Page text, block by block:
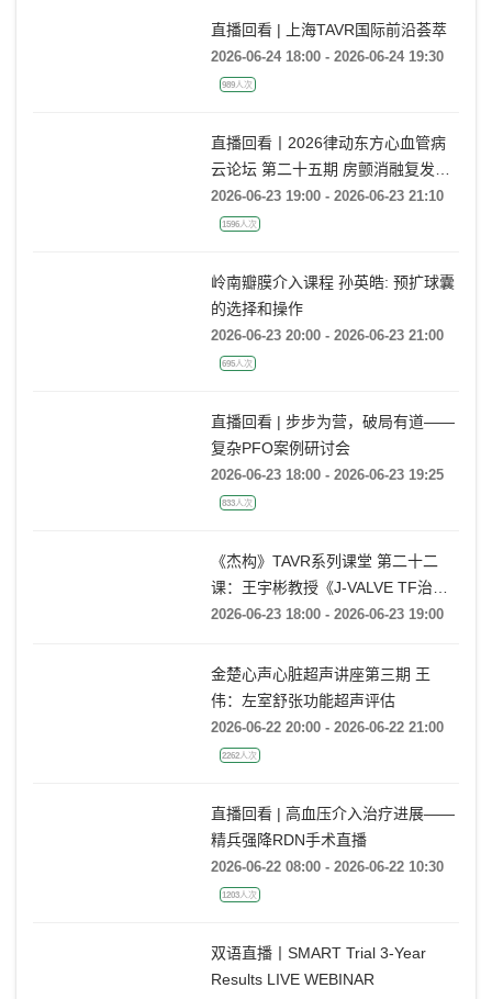
直播回看 | 上海TAVR国际前沿荟萃
2026-06-24 18:00 - 2026-06-24 19:30
直播回看丨2026律动东方心血管病
云论坛 第二十五期 房颤消融复发后
的处理策略
2026-06-23 19:00 - 2026-06-23 21:10
岭南瓣膜介入课程 孙英皓: 预扩球囊
的选择和操作
2026-06-23 20:00 - 2026-06-23 21:00
直播回看 | 步步为营，破局有道——
复杂PFO案例研讨会
2026-06-23 18:00 - 2026-06-23 19:25
《杰构》TAVR系列课堂 第二十二
课：王宇彬教授《J-VALVE TF治疗
放深度控制》
金楚心声心脏超声讲座第三期 王
伟：左室舒张功能超声评估
2026-06-22 20:00 - 2026-06-22 21:00
直播回看 | 高血压介入治疗进展——
精兵强降RDN手术直播
2026-06-22 08:00 - 2026-06-22 10:30
双语直播丨SMART Trial 3-Year